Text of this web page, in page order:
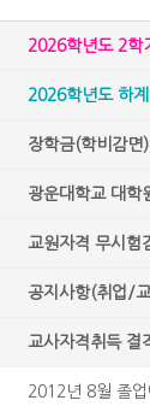
2026학년도 2학
2026학년도 하
장학금(학비감면
광운대학교 대학
교원자격 무시험
공지사항(취업/
교사자격취득 결
2012년 8월 졸